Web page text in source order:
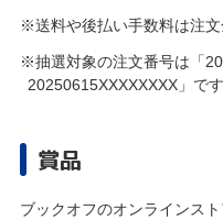
※送料や後払い手数料は注文
※抽選対象の注文番号は「
20250615XXXXXXXX」です
賞品
ブックオフのオンラインス